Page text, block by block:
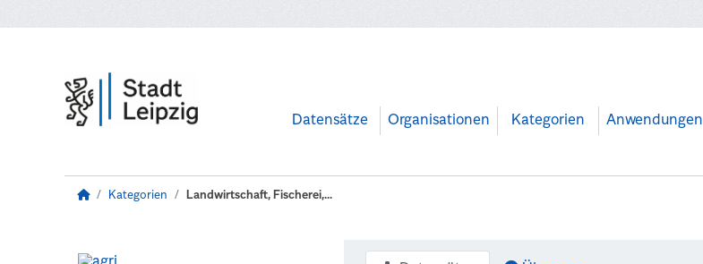
Datensätze Organisationen Kategorien Anwendungen
Kategorien Landwirtschaft, Fischerei,...